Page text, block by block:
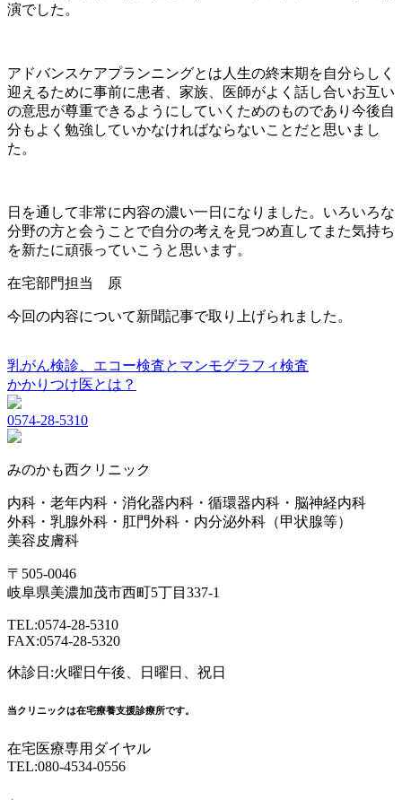
演でした。
アドバンスケアプランニングとは人生の終末期を自分らしく
迎えるために事前に患者、家族、医師がよく話し合いお互い
の意思が尊重できるようにしていくためのものであり今後自
分もよく勉強していかなければならないことだと思いまし
た。
日を通して非常に内容の濃い一日になりました。いろいろな
分野の方と会うことで自分の考えを見つめ直してまた気持ち
を新たに頑張っていこうと思います。
在宅部門担当 原
今回の内容について新聞記事で取り上げられました。
乳がん検診、エコー検査とマンモグラフィ検査
かかりつけ医とは？
0574-28-5310
みのかも西クリニック
内科・老年内科・消化器内科・循環器内科・脳神経内科
外科・乳腺外科・肛門外科・内分泌外科（甲状腺等）
美容皮膚科
〒505-0046
岐阜県美濃加茂市西町5丁目337-1
TEL:0574-28-5310
FAX:0574-28-5320
休診日:火曜日午後、日曜日、祝日
当クリニックは在宅療養支援診療所です。
在宅医療専用ダイヤル
TEL:080-4534-0556